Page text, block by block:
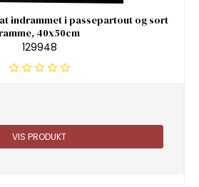
indrammet i passepartout og sort
40x50cm
129948
VIS PRODUKT